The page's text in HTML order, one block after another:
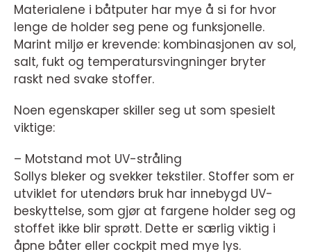
Materialene i båtputer har mye å si for hvor
lenge de holder seg pene og funksjonelle.
Marint miljø er krevende: kombinasjonen av sol,
salt, fukt og temperatursvingninger bryter
raskt ned svake stoffer.
Noen egenskaper skiller seg ut som spesielt
viktige:
– Motstand mot UV-stråling
Sollys bleker og svekker tekstiler. Stoffer som er
utviklet for utendørs bruk har innebygd UV-
beskyttelse, som gjør at fargene holder seg og
stoffet ikke blir sprøtt. Dette er særlig viktig i
åpne båter eller cockpit med mye lys.